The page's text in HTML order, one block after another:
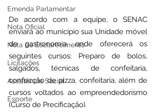
Emenda Parlamentar
Nota Oficial
Nota de Esclarecimento
Licitações
Assistência Social
Esporte
De acordo com a equipe, o SENAC
enviará ao município sua Unidade móvel
de gastronomia, onde oferecerá os
seguintes cursos: Preparo de bolos,
salgados, técnicas de confeitaria,
confecção de pizza, confeitaria, além de
cursos voltados ao empreendedorismo
(Curso de Precificação).